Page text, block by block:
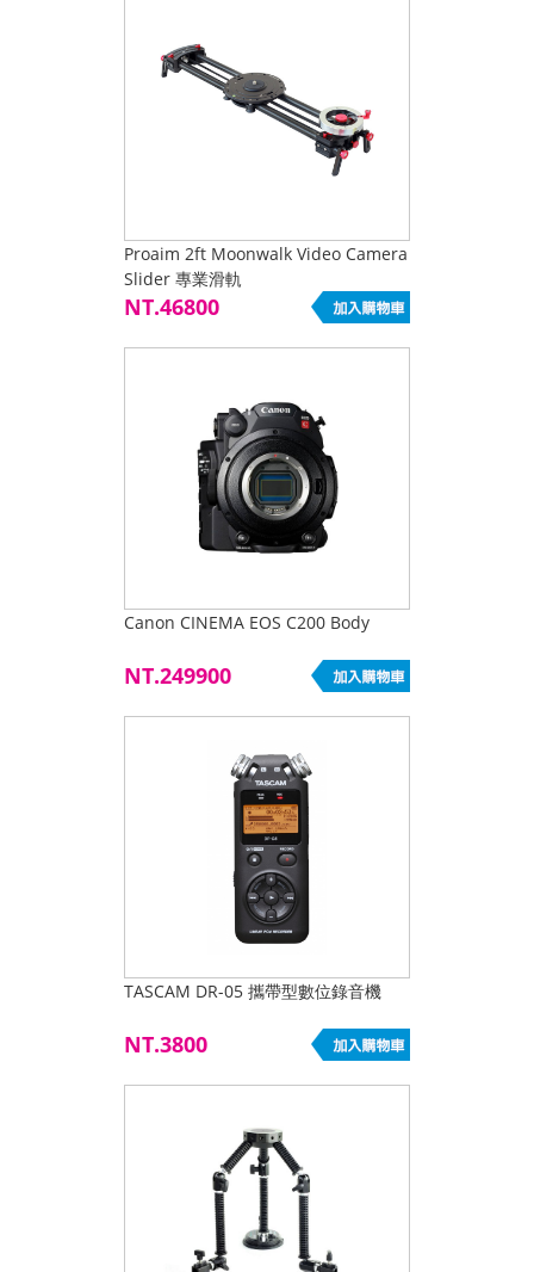
Proaim 2ft Moonwalk Video Camera
Slider 專業滑軌
NT.46800
Canon CINEMA EOS C200 Body
NT.249900
TASCAM DR-05 攜帶型數位錄音機
NT.3800